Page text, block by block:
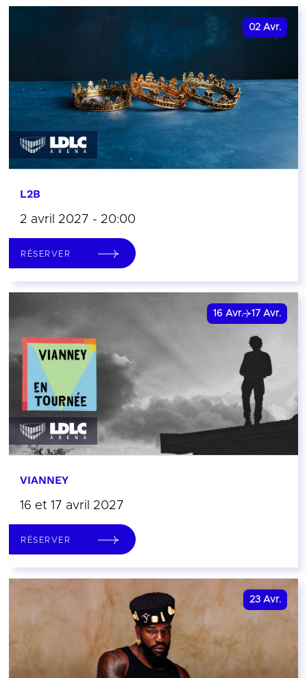
02 Avr.
L2B
2 avril 2027 - 20:00
RÉSERVER
16 Avr. 17 Avr.
VIANNEY
16 et 17 avril 2027
RÉSERVER
23 Avr.